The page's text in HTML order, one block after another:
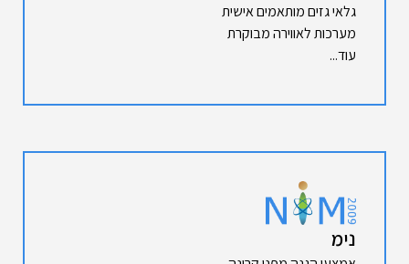
גלאי גזים מותאמים אישית
מערכות לאווירה מבוקרת
עוד...
נימ